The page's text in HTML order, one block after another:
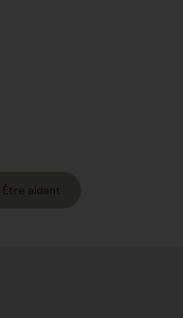
Être aidant